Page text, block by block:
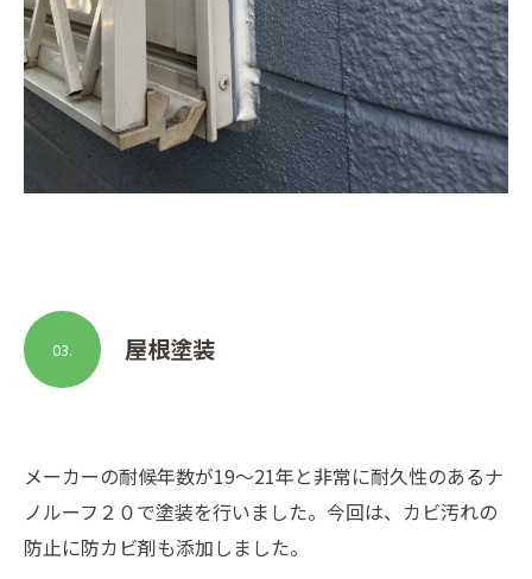
屋根塗装
03.
メーカーの耐候年数が19～21年と非常に耐久性のあるナ
ノルーフ２０で塗装を行いました。今回は、カビ汚れの
防止に防カビ剤も添加しました。